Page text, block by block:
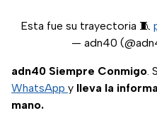
Esta fue su trayectoria 🧵
— adn40
adn40 Siempre Conmigo.
WhatsApp y lleva la
mano.